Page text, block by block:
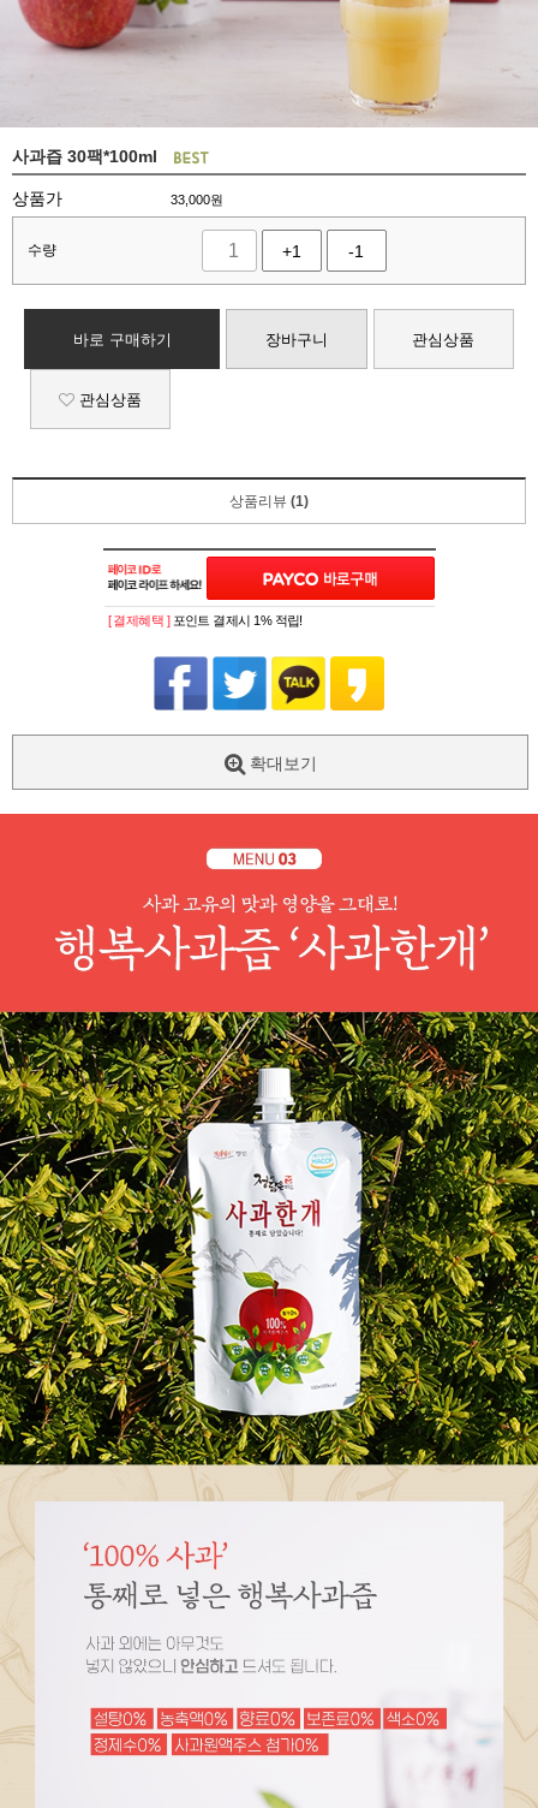
사과즙 30팩*100ml
상품가 33,000원
수량 +1 -1
바로 구매하기 장바구니 관심상품
관심상품
상품리뷰 (1)
페이코 ID로
PAYCO 바로
[ 결제혜택 ] 포인트 결제시 1% 적립!
확대보기